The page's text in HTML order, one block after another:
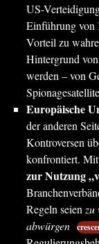
US-
Einführung von
Vorteil zu
Hintergrund
werden – von
Europäische
der anderen
Kontroversen
konfrontiert.
zur Nutzung
Regeln seien zu
abwürgen